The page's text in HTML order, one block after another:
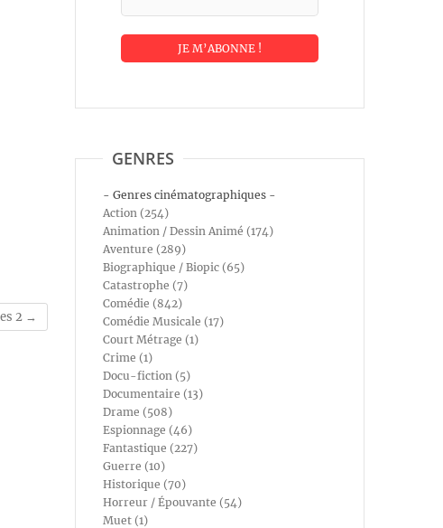
2 →
GENRES
- Genres cinématographiques -
Action (254)
Animation / Dessin Animé (174)
Aventure (289)
Biographique / Biopic (65)
Catastrophe (7)
Comédie (842)
Comédie Musicale (17)
Court Métrage (1)
Crime (1)
Docu-fiction (5)
Documentaire (13)
Drame (508)
Espionnage (46)
Fantastique (227)
Guerre (10)
Historique (70)
Horreur / Épouvante (54)
Muet (1)